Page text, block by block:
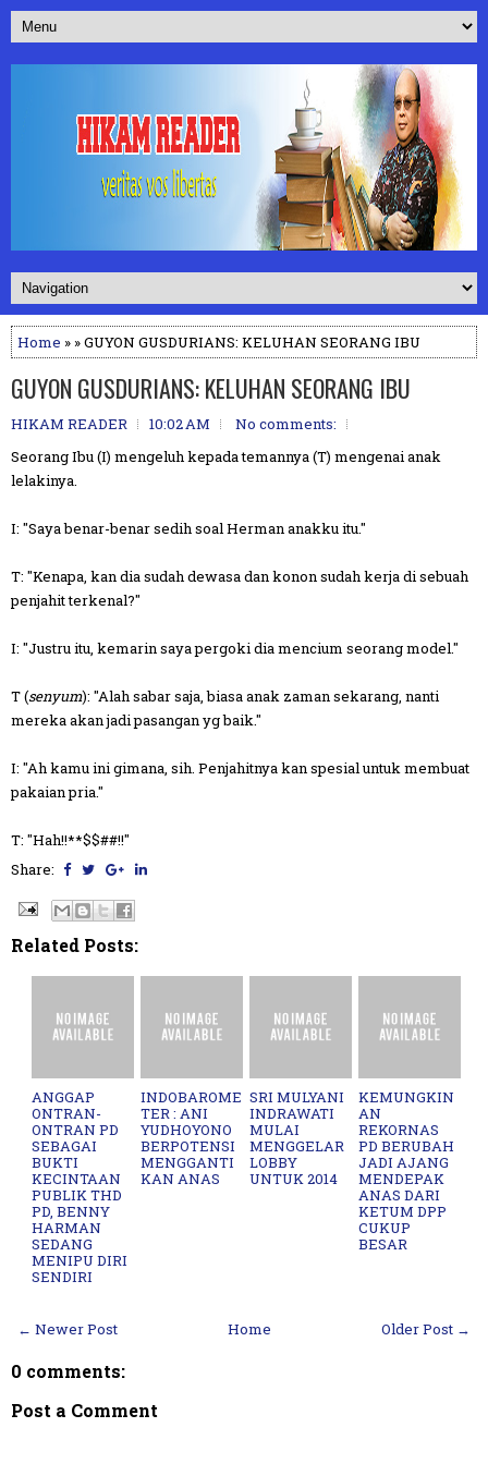
Home » » GUYON GUSDURIANS: KELUHAN SEORANG IBU
GUYON GUSDURIANS: KELUHAN SEORANG IBU
HIKAM READER 10:02 AM
No comments:
Seorang Ibu (I) mengeluh kepada temannya (T) mengenai anak
lelakinya.
I: "Saya benar-benar sedih soal Herman anakku itu."
T: "Kenapa, kan dia sudah dewasa dan konon sudah kerja di sebuah
penjahit terkenal?"
I: "Justru itu, kemarin saya pergoki dia mencium seorang model."
T (senyum): "Alah sabar saja, biasa anak zaman sekarang, nanti
mereka akan jadi pasangan yg baik."
I: "Ah kamu ini gimana, sih. Penjahitnya kan spesial untuk membuat
pakaian pria."
T: "Hah!!**$$##!!"
Share:
Related Posts:
ANGGAP
ONTRAN-
ONTRAN PD
SEBAGAI
BUKTI
KECINTAAN
PUBLIK THD
PD, BENNY
HARMAN
SEDANG
MENIPU DIRI
SENDIRI
INDOBAROME
TER : ANI
YUDHOYONO
BERPOTENSI
MENGGANTI
KAN ANAS
SRI MULYANI
INDRAWATI
MULAI
MENGGELAR
LOBBY
UNTUK 2014
KEMUNGKIN
AN
REKORNAS
PD BERUBAH
JADI AJANG
MENDEPAK
ANAS DARI
KETUM DPP
CUKUP
BESAR
← Newer Post Older Post →
Home
0 comments:
Post a Comment